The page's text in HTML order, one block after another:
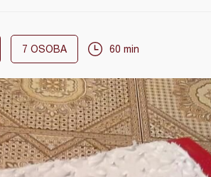
7 OSOBA 60 min